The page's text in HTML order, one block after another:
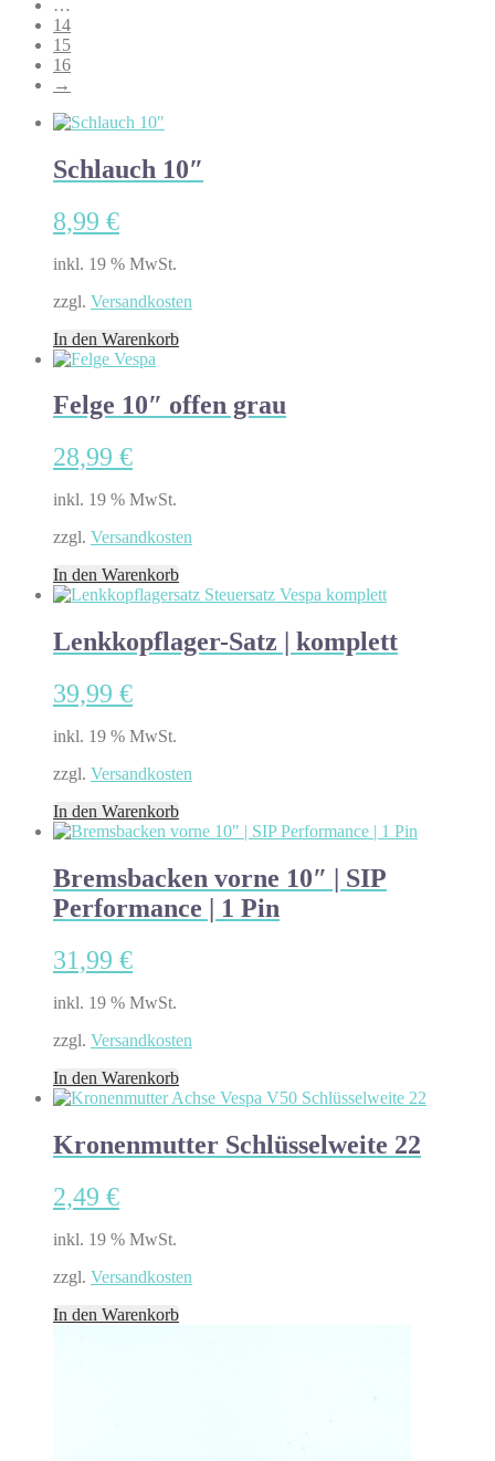
…
14
15
16
→
Schlauch 10″
8,99 €
inkl. 19 % MwSt.
zzgl. Versandkosten
In den Warenkorb
Felge 10″ offen grau
28,99 €
inkl. 19 % MwSt.
zzgl. Versandkosten
In den Warenkorb
Lenkkopflager-Satz | komplett
39,99 €
inkl. 19 % MwSt.
zzgl. Versandkosten
In den Warenkorb
Bremsbacken vorne 10″ | SIP
Performance | 1 Pin
31,99 €
inkl. 19 % MwSt.
zzgl. Versandkosten
In den Warenkorb
Kronenmutter Schlüsselweite 22
2,49 €
inkl. 19 % MwSt.
zzgl. Versandkosten
In den Warenkorb